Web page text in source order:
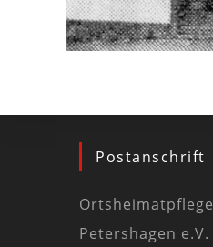
Postanschrift
Ortsheimatpflege
Petershagen e.V.